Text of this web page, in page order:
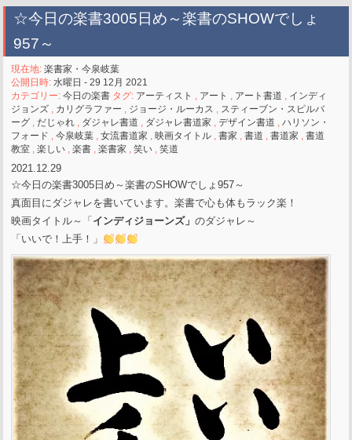
☆今日の楽書3005日め～楽書のSHOWでしょ
957～
現在地:楽書家・今泉岐葉
公開日時:水曜日 - 29 12月 2021
カテゴリー:今日の楽書 タグ: アーティスト , アート , アート書道 , インディ
ジョンズ , カリグラファー , ジョージ・ルーカス , スティーブン・スピルバ
ーグ , だじゃれ , ダジャレ書道 , ダジャレ書道家 ,デザイン書道 ,ハリソン・
フォード ,今泉岐葉 ,女流書道家 ,映画タイトル ,書家 ,書道 ,書道家 ,書道
教室 ,楽しい ,楽書 ,楽書家 ,笑い ,笑道
2021.12.29
☆今日の楽書3005日め～楽書のSHOWでしょ957～
真面目にダジャレを書いています。楽書で心も体もラック楽！
映画タイトル～「 インディジョーンズ」のダジャレ～
「いいで！上手！」